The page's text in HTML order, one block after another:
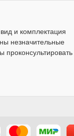
и комплектация
незначительные